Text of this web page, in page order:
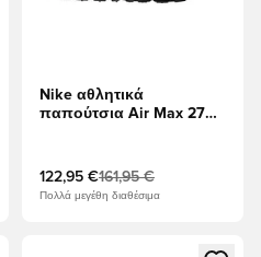
Nike αθλητικά
παπούτσια Air Max 270 -
122,95 €161,95 €
Πολλά μεγέθη διαθέσιμα